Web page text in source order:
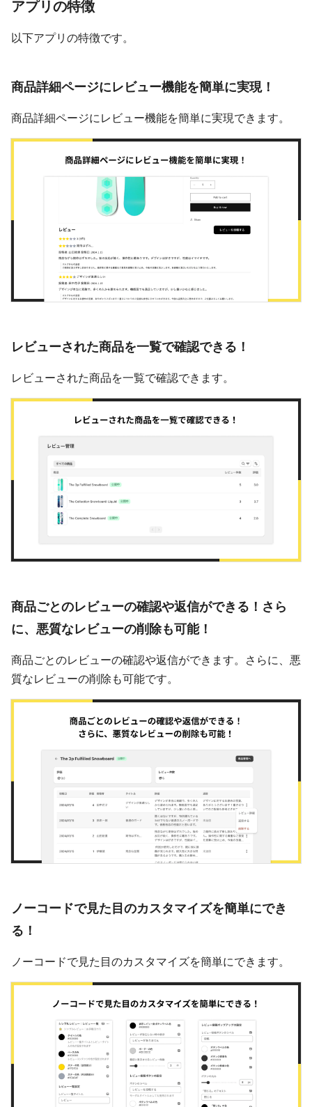
アプリの特徴
以下アプリの特徴です。
商品詳細ページにレビュー機能を簡単に実現！
商品詳細ページにレビュー機能を簡単に実現できます。
レビューされた商品を一覧で確認できる！
レビューされた商品を一覧で確認できます。
商品ごとのレビューの確認や返信ができる！さら
に、悪質なレビューの削除も可能！
商品ごとのレビューの確認や返信ができます。さらに、悪
質なレビューの削除も可能です。
ノーコードで見た目のカスタマイズを簡単にでき
る！
ノーコードで見た目のカスタマイズを簡単にできます。